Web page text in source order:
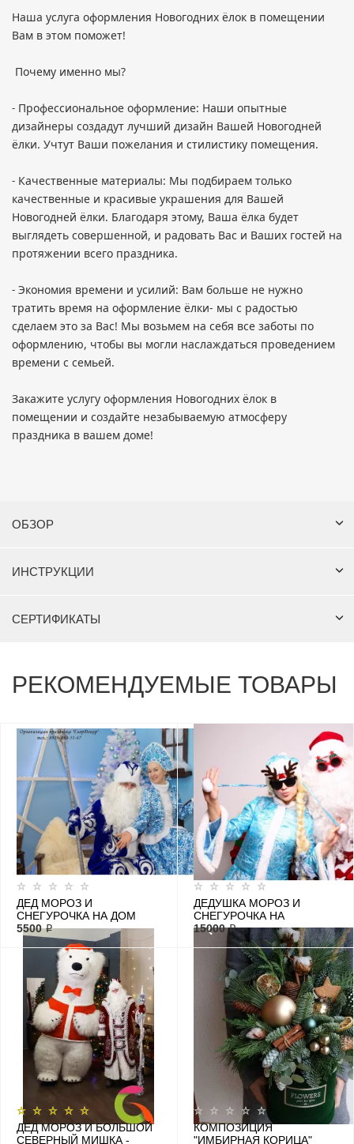
Наша услуга оформления Новогодних ёлок в помещении
Вам в этом поможет!
Почему именно мы?
- Профессиональное оформление: Наши опытные
дизайнеры создадут лучший дизайн Вашей Новогодней
ёлки. Учтут Ваши пожелания и стилистику помещения.
- Качественные материалы: Мы подбираем только
качественные и красивые украшения для Вашей
Новогодней ёлки. Благодаря этому, Ваша ёлка будет
выглядеть совершенной, и радовать Вас и Ваших гостей на
протяжении всего праздника.
- Экономия времени и усилий: Вам больше не нужно
тратить время на оформление ёлки- мы с радостью
сделаем это за Вас! Мы возьмем на себя все заботы по
оформлению, чтобы вы могли наслаждаться проведением
времени с семьей.
Закажите услугу оформления Новогодних ёлок в
помещении и создайте незабываемую атмосферу
праздника в вашем доме!
ОБЗОР
ИНСТРУКЦИИ
СЕРТИФИКАТЫ
РЕКОМЕНДУЕМЫЕ ТОВАРЫ
ДЕД МОРОЗ И
СНЕГУРОЧКА НА ДОМ
5500 ₽
ДЕДУШКА МОРОЗ И
СНЕГУРОЧКА НА
КОРПОРАТИВ, РЕСТОРАН,
КАФЕ И ОФИС
15000 ₽
ДЕД МОРОЗ И БОЛЬШОЙ
СЕВЕРНЫЙ МИШКА -
КОМПОЗИЦИЯ
"ИМБИРНАЯ КОРИЦА"